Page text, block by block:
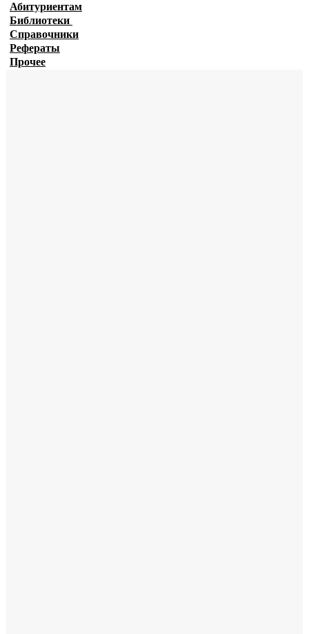
Абитуриентам
Библиотеки
Справочники
Рефераты
Прочее